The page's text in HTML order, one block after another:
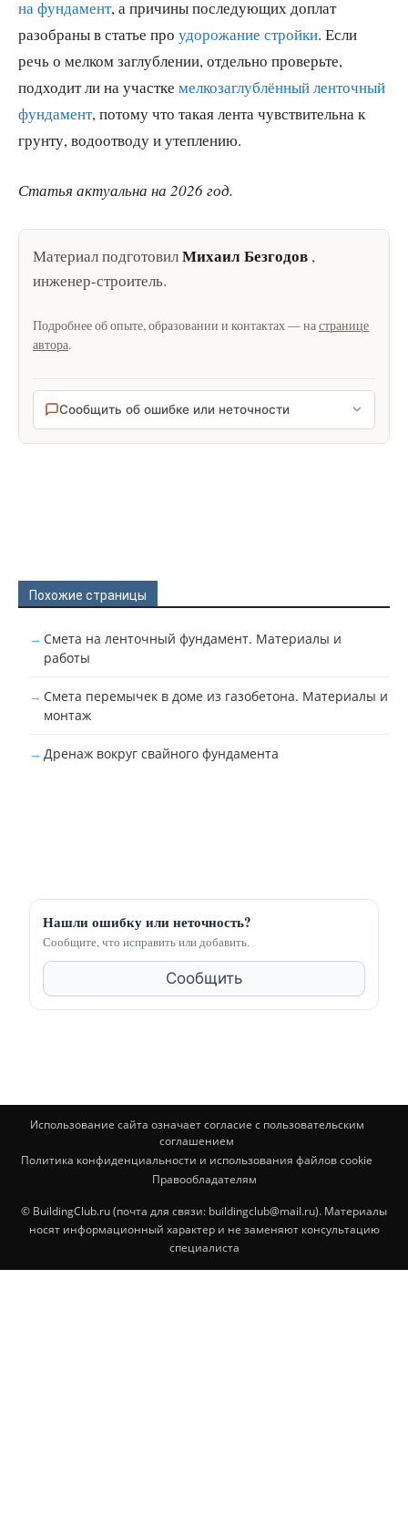
на фундамент, а причины последующих доплат
разобраны в статье про удорожание стройки. Если
речь о мелком заглублении, отдельно проверьте,
подходит ли на участке мелкозаглублённый ленточный
фундамент, потому что такая лента чувствительна к
грунту, водоотводу и утеплению.
Статья актуальна на 2026 год.
Материал подготовилМихаил Безгодов ,
инженер-строитель.
Подробнее об опыте, образовании и контактах — настранице
автора.
Сообщить об ошибке или неточности
Похожие страницы
Смета на ленточный фундамент. Материалы и
работы
Смета перемычек в доме из газобетона. Материалы и
монтаж
Дренаж вокруг свайного фундамента
Нашли ошибку или неточность?
Сообщите, что исправить или добавить.
Сообщить
Использование сайта означает согласие с пользовательским
соглашением
Политика конфиденциальности и использования файлов cookie
Правообладателям
© BuildingClub.ru (почта для связи: buildingclub@mail.ru). Материалы
носят информационный характер и не заменяют консультацию
специалиста